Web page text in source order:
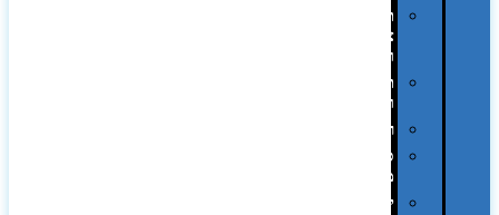
תיקי
ומכתביות
תערוכות
וכנסים
רמקולים
סוכריות
ממותגות
יודאיקה